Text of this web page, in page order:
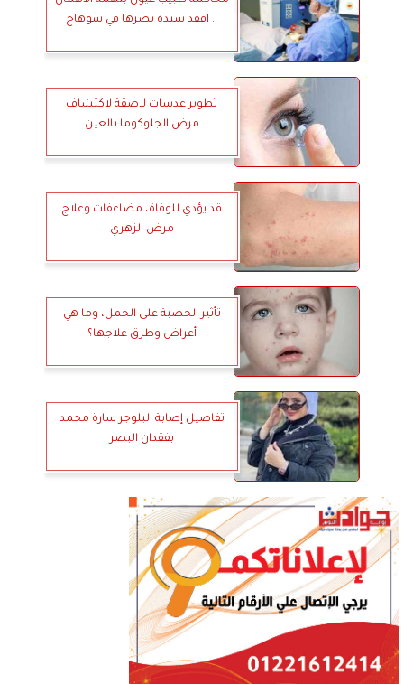
.. افقد سيدة بصرها في سوهاج
تطوير عدسات لاصقة لاكتشاف
مرض الجلوكوما بالعين
قد يؤدي للوفاة، مضاعفات وعلاج
مرض الزهري
تأثير الحصبة على الحمل، وما هي
أعراض وطرق علاجها؟
تفاصيل إصابة البلوجر سارة محمد
بفقدان البصر